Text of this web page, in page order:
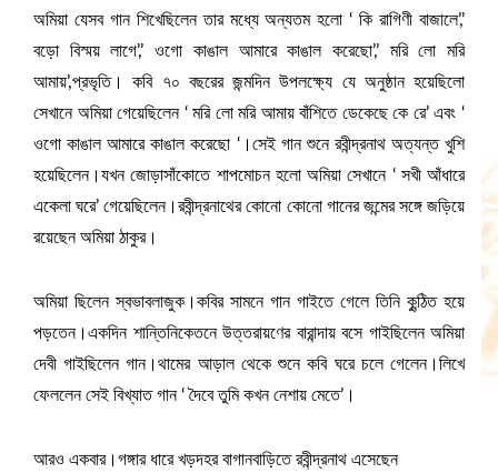
অমিয়া যেসব গান শিখেছিলেন তার মধ্যে অন্যতম হলো ‘ কি রাগিণী বাজালে’,’
বড়ো বিস্ময় লাগে’,’ ওগো কাঙাল আমারে কাঙাল করেছো’,’ মরি লো মরি
আমায়’,প্রভৃতি। কবি ৭০ বছরের জন্মদিন উপলক্ষ্যে যে অনুষ্ঠান হয়েছিলো
সেখানে অমিয়া গেয়েছিলেন ‘ মরি লো মরি আমায় বাঁশিতে ডেকেছে কে রে’ এবং ‘
ওগো কাঙাল আমারে কাঙাল করেছো ‘।সেই গান শুনে রবীন্দ্রনাথ অত্যন্ত খুশি
হয়েছিলেন।যখন জোড়াসাঁকোতে শাপমোচন হলো অমিয়া সেখানে ‘ সখী আঁধারে
একেলা ঘরে’ গেয়েছিলেন।রবীন্দ্রনাথের কোনো কোনো গানের জন্মের সঙ্গে জড়িয়ে
রয়েছেন অমিয়া ঠাকুর।
অমিয়া ছিলেন স্বভাবলাজুক।কবির সামনে গান গাইতে গেলে তিনি কুন্ঠিত হয়ে
পড়তেন।একদিন শান্তিনিকেতনে উত্তরায়ণের বারান্দায় বসে গাইছিলেন অমিয়া
দেবী গাইছিলেন গান।থামের আড়াল থেকে শুনে কবি ঘরে চলে গেলেন।লিখে
ফেললেন সেই বিখ্যাত গান ‘ দৈবে তুমি কখন নেশায় মেতে’।
আরও একবার।গঙ্গার ধারে খড়দহর বাগানবাড়িতে রবীন্দ্রনাথ এসেছেন